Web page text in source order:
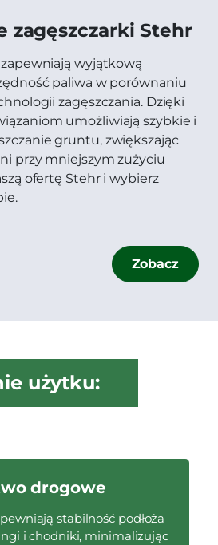
zagęszczarki Stehr
wyjątkową
paliwa w porównaniu
zagęszczania. Dzięki
umożliwiają szybkie i
gruntu, zwiększając
przy mniejszym zużyciu
ofertę Stehr i wybierz
Zobacz
użytku:
drogowe
stabilność podłoża
i chodniki, minimalizując